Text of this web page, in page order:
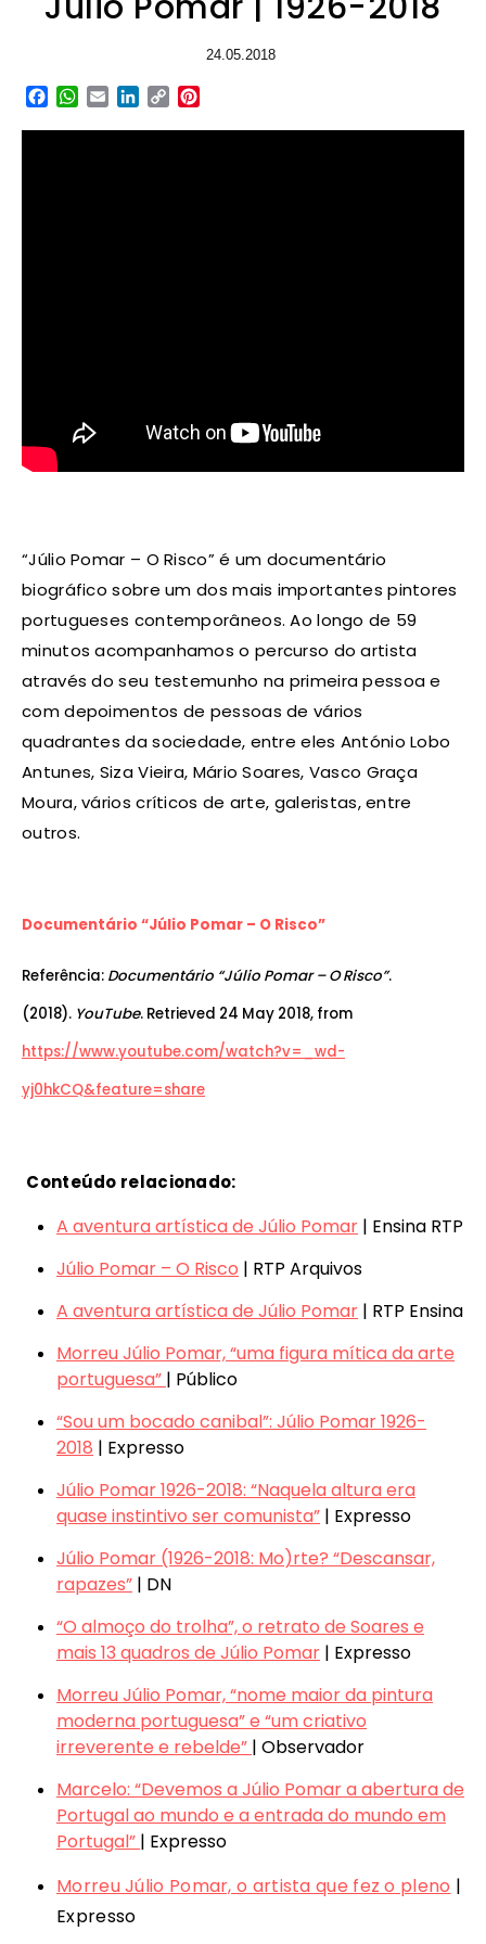
24.05.2018
Facebook
WhatsApp
EmailLinkedIn
Copy
“Júlio Pomar – O Risco” é um documentário
biográfico sobre um dos mais importantes pintores
portugueses contemporâneos. Ao longo de 59
minutos acompanhamos o percurso do artista
através do seu testemunho na primeira pessoa e
com depoimentos de pessoas de vários
quadrantes da sociedade, entre eles António Lobo
Antunes, Siza Vieira, Mário Soares, Vasco Graça
Moura, vários críticos de arte, galeristas, entre
outros.
Documentário “Júlio Pomar – O Risco”
Referência: Documentário “Júlio Pomar – O Risco”.
(2018). YouTube. Retrieved 24 May 2018, from
https://www.youtube.com/watch?v=_wd-
yj0hkCQ&feature=share
Conteúdo relacionado:
A aventura artística de Júlio Pomar | Ensina RTP
Júlio Pomar – O Risco | RTP Arquivos
A aventura artística de Júlio Pomar | RTP Ensina
MorreuJúlio Pomar, “uma figura mítica da arte
portuguesa” | Público
“Sou um bocado canibal”: Júlio Pomar 1926-
2018 | Expresso
Júlio Pomar 1926-2018: “Naquela altura era
quase instintivo ser comunista” | Expresso
Júlio Pomar (1926-2018: Mo)rte? “Descansar,
rapazes” | DN
“O almoço do trolha”, o retrato de Soares e
mais 13 quadros de Júlio Pomar | Expresso
Morreu Júlio Pomar, “nome maior da pintura
moderna portuguesa” e “um criativo
irreverente e rebelde” | Observador
Marcelo: “Devemos a Júlio Pomar a abertura de
Portugal ao mundo e a entrada do mundo em
Portugal” | Expresso
Morreu Júlio Pomar, o artista que fez o pleno |
Expresso